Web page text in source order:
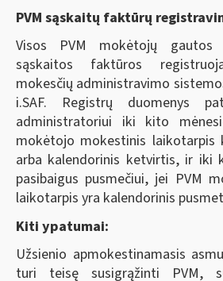
PVM sąskaitų faktūrų
Visos PVM mokėtojų
sąskaitos faktūros
mokesčių administravimo
i.SAF. Registrų duomenys
administratoriui iki kito
mokėtojo mokestinis laikotarpis
arba kalendorinis ketvirtis, ir iki
pasibaigus pusmečiui, jei PVM
laikotarpis yra kalendorinis
Kiti ypatumai:
Užsienio apmokestinamasis
turi teisę susigrąžinti PVM,